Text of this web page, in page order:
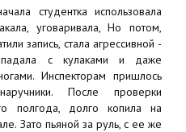
студентка использовала
уговаривала, Но потом,
запись, стала агрессивной -
с кулаками и даже
Инспекторам пришлось
После проверки
полгода, долго копила на
Зато пьяной за руль, с ее же